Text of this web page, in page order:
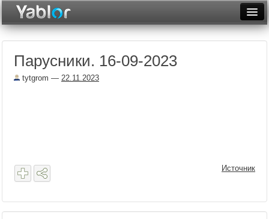
Неделя
Парусники. 16-09-2023
tytgrom — 22.11.2023
Источник